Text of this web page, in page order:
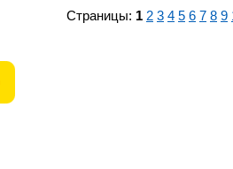
Страницы: 1 2 3 4 5 6 7 8 9